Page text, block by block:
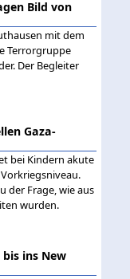
Bild von
mit dem
Terrorgruppe
Der Begleiter
Gaza-
bei Kindern akute
der Frage, wie aus
wurden.
ins New